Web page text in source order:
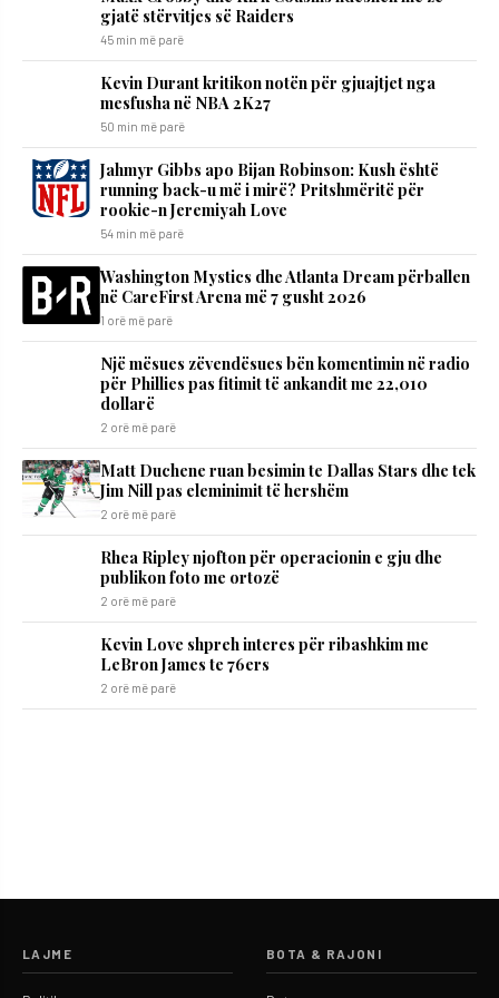
gjatë stërvitjes së Raiders
45 min më parë
Kevin Durant kritikon notën për gjuajtjet nga
mesfusha në NBA 2K27
50 min më parë
Jahmyr Gibbs apo Bijan Robinson: Kush është
running back-u më i mirë? Pritshmëritë për
rookie-n Jeremiyah Love
54 min më parë
Washington Mystics dhe Atlanta Dream përballen
në CareFirst Arena më 7 gusht 2026
1 orë më parë
Një mësues zëvendësues bën komentimin në radio
për Phillies pas fitimit të ankandit me 22,010
dollarë
2 orë më parë
Matt Duchene ruan besimin te Dallas Stars dhe tek
Jim Nill pas eleminimit të hershëm
2 orë më parë
Rhea Ripley njofton për operacionin e gju dhe
publikon foto me ortozë
2 orë më parë
Kevin Love shpreh interes për ribashkim me
LeBron James te 76ers
2 orë më parë
LAJME BOTA & RAJONI